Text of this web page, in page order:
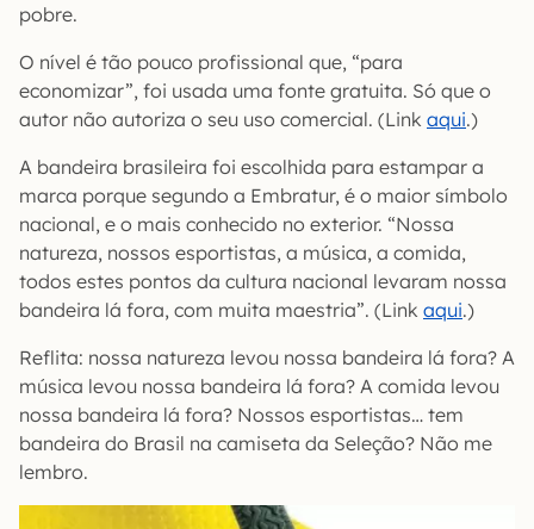
pobre.
O nível é tão pouco profissional que, “para
economizar”, foi usada uma fonte gratuita. Só que o
autor não autoriza o seu uso comercial. (Link aqui.)
A bandeira brasileira foi escolhida para estampar a
marca porque segundo a Embratur, é o maior símbolo
nacional, e o mais conhecido no exterior. “Nossa
natureza, nossos esportistas, a música, a comida,
todos estes pontos da cultura nacional levaram nossa
bandeira lá fora, com muita maestria”. (Link aqui.)
Reflita: nossa natureza levou nossa bandeira lá fora? A
música levou nossa bandeira lá fora? A comida levou
nossa bandeira lá fora? Nossos esportistas… tem
bandeira do Brasil na camiseta da Seleção? Não me
lembro.